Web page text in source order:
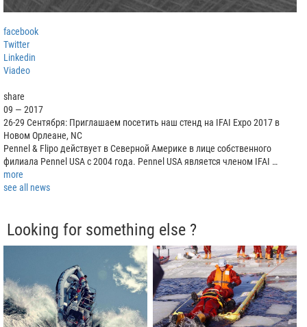
facebook
Twitter
Linkedin
Viadeo
share
09 — 2017
26-29 Сентября: Приглашаем посетить наш стенд на IFAI Expo 2017 в
Новом Орлеане, NC
Pennel & Flipo действует в Северной Америке в лице собственного
филиала Pennel USA с 2004 года. Pennel USA является членом IFAI …
more
see all news
Looking for something else ?